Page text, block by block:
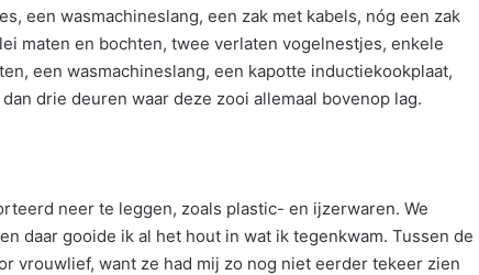
een wasmachineslang, een zak met kabels, nóg een zak
maten en bochten, twee verlaten vogelnestjes, enkele
een wasmachineslang, een kapotte inductiekookplaat,
drie deuren waar deze zooi allemaal bovenop lag.
neer te leggen, zoals plastic- en ijzerwaren. We
daar gooide ik al het hout in wat ik tegenkwam. Tussen de
vrouwlief, want ze had mij zo nog niet eerder tekeer zien